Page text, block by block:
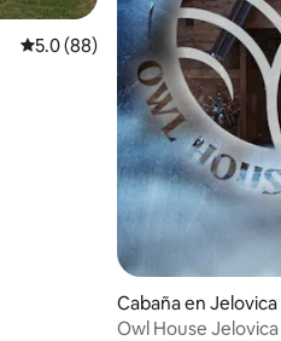
Calificación promedio: 5.0 de
5.0 (88)
Cabaña en Jelovica
Owl House Jelovica